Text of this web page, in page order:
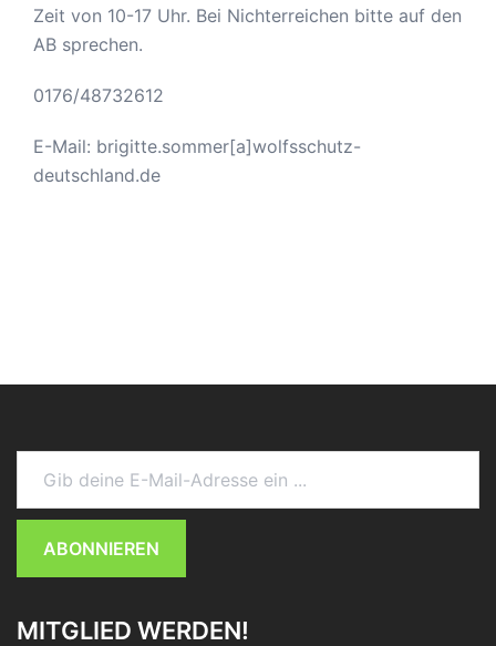
Zeit von 10-17 Uhr. Bei Nichterreichen bitte auf den
AB sprechen.
0176/48732612
E-Mail: brigitte.sommer[a]wolfsschutz-
deutschland.de
Gib deine E-Mail-Adresse ein ...
ABONNIEREN
MITGLIED WERDEN!